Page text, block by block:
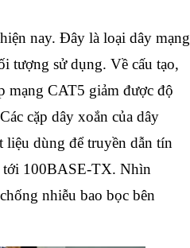
nay. Đây là loại dây mạng
tượng sử dụng. Về cấu tạo,
mạng CAT5 giảm được độ
cặp dây xoắn của dây
liệu dùng để truyền dẫn tín
tới 100BASE-TX. Nhìn
nhiễu bao bọc bên